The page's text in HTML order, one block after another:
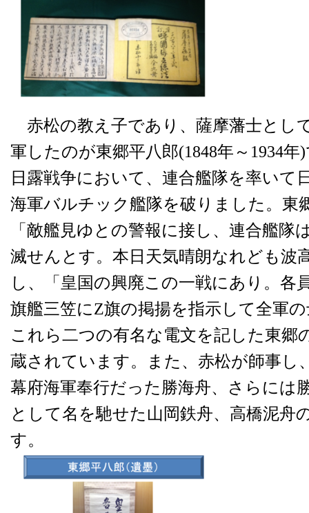
赤松の教え子であり、薩摩藩士とし
軍したのが東郷平八郎(1848年～1934年
日露戦争において、連合艦隊を率いて
海軍バルチック艦隊を破りました。東
「敵艦見ゆとの警報に接し、連合艦隊
滅せんとす。本日天気晴朗なれども波
し、「皇国の興廃この一戦にあり。各
旗艦三笠にZ旗の掲揚を指示して全軍
これら二つの有名な電文を記した東郷
蔵されています。また、赤松が師事し
幕府海軍奉行だった勝海舟、さらには
として名を馳せた山岡鉄舟、高橋泥舟
す。